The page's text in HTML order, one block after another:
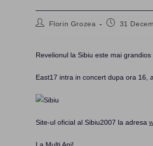
PostFlorin Grozea
Post31
Revelionul la Sibiu este mai
East17 intra in concert dupa ora 16,
Site-ul oficial al Sibiu2007 la adresa
La Multi Ani!